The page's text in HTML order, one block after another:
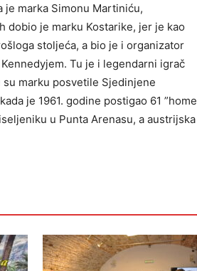
marka Simonu Martiniću,
je marku Kostarike, jer je kao
stoljeća, a bio je i organizator
Tu je i legendarni igrač
marku posvetile Sjedinjene
je 1961. godine postigao 61 ”home
u Punta Arenasu, a austrijska